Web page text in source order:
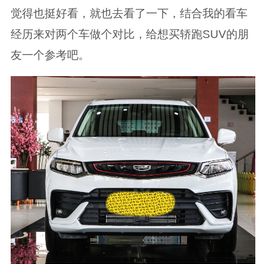
觉得也挺好看，就也去看了一下，结合我的看车
经历来对两个车做个对比，给想买轿跑SUV的朋
友一个参考吧。